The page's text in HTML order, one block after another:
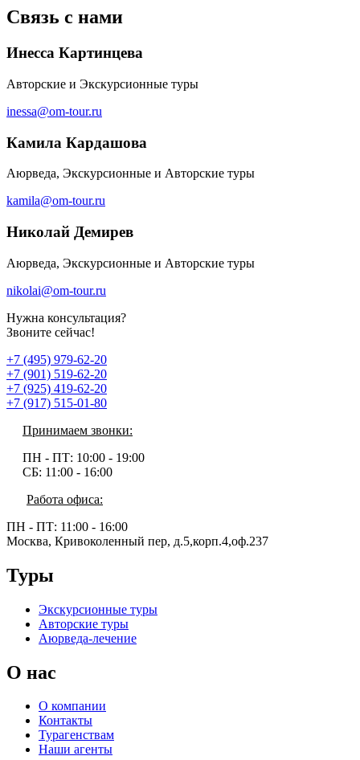
Связь с нами
Инесса Картинцева
Авторские и Экскурсионные туры
inessa@om-tour.ru
Камила Кардашова
Аюрведа, Экскурсионные и Авторские туры
kamila@om-tour.ru
Николай Демирев
Аюрведа, Экскурсионные и Авторские туры
nikolai@om-tour.ru
Нужна консультация?
Звоните сейчас!
+7 (495) 979-62-20
+7 (901) 519-62-20
+7 (925) 419-62-20
+7 (917) 515-01-80
Принимаем звонки:
ПН - ПТ: 10:00 - 19:00
СБ: 11:00 - 16:00
Работа офиса:
ПН - ПТ: 11:00 - 16:00
Москва, Кривоколенный пер, д.5,корп.4,оф.237
Туры
Экскурсионные туры
Авторские туры
Аюрведа-лечение
О нас
О компании
Контакты
Турагенствам
Наши агенты